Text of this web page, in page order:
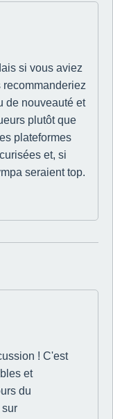
si vous aviez
de nouveauté et
plutôt que
plateformes
et, si
seraient top.
! C'est
et
du